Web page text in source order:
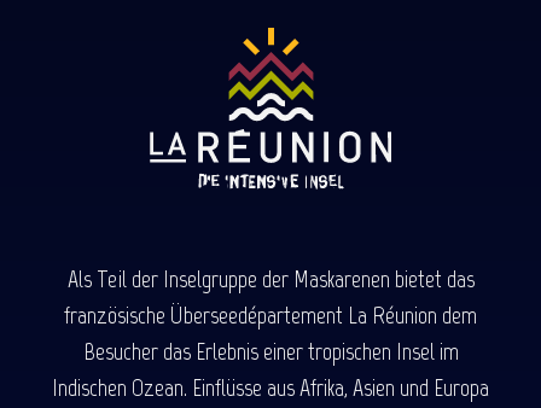
Als Teil der Inselgruppe der Maskarenen bietet das
französische Überseedépartement La Réunion dem
Besucher das Erlebnis einer tropischen Insel im
Indischen Ozean. Einflüsse aus Afrika, Asien und Europa